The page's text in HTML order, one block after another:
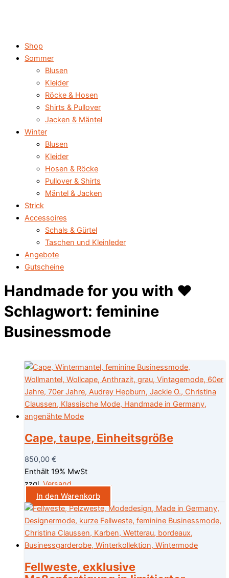
Shop
Sommer
Blusen
Kleider
Röcke & Hosen
Shirts & Pullover
Jacken & Mäntel
Winter
Blusen
Kleider
Hosen & Röcke
Pullover & Shirts
Mäntel & Jacken
Strick
Accessoires
Schals & Gürtel
Taschen und Kleinleder
Angebote
Gutscheine
Handmade for you with ♥️
Schlagwort: feminine
Businessmode
Cape, taupe, Einheitsgröße
850,00 €
Enthält 19% MwSt
zzgl. Versand
In den Warenkorb
Fellweste, exklusive